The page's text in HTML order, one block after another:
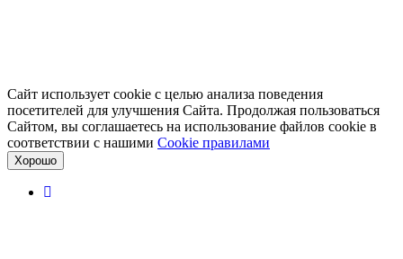
Сайт использует cookie с целью анализа поведения
посетителей для улучшения Сайта. Продолжая пользоваться
Сайтом, вы соглашаетесь на использование файлов cookie в
соответствии с нашими Cookiе правилами
Хорошо